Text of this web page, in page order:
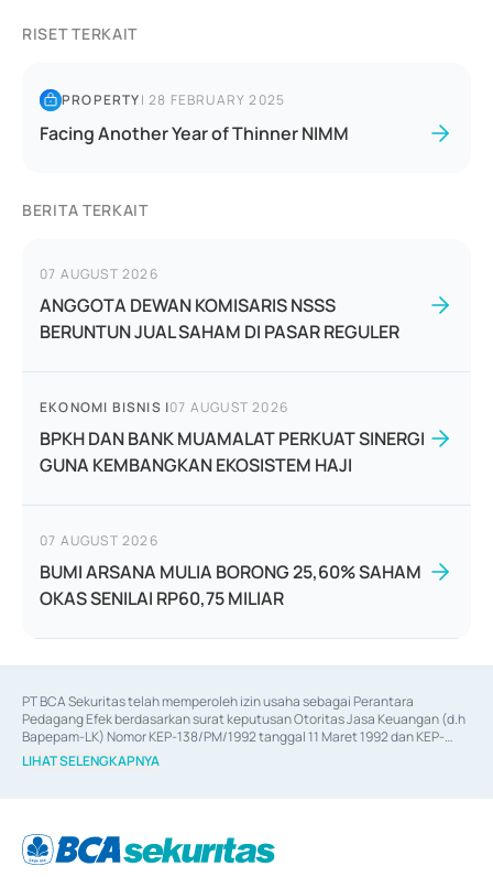
RISET TERKAIT
PROPERTY|28 FEBRUARY 2025
Facing Another Year of Thinner NIMM
BERITA TERKAIT
07 AUGUST 2026
ANGGOTA DEWAN KOMISARIS NSSS
BERUNTUN JUAL SAHAM DI PASAR REGULER
EKONOMI BISNIS |07 AUGUST 2026
BPKH DAN BANK MUAMALAT PERKUAT SINERGI
GUNA KEMBANGKAN EKOSISTEM HAJI
07 AUGUST 2026
BUMI ARSANA MULIA BORONG 25,60% SAHAM
OKAS SENILAI RP60,75 MILIAR
PT BCA Sekuritas telah memperoleh izin usaha sebagai Perantara
Pedagang Efek berdasarkan surat keputusan Otoritas Jasa Keuangan (d.h
Bapepam-LK) Nomor KEP-138/PM/1992 tanggal 11 Maret 1992 dan KEP-
06/D.04/2014 tanggal 28 Februari 2014, izin usaha sebagai Penjamin Emisi
Efek berdasarkan surat keputusan Otoritas Jasa Keuangan Nomor KEP-
berdasarkan surat keputusan Otoritas Jasa Keuangan Nomor S-
67/PM.21/2017 tanggal 3 Februari 2017, dan beberapa izin usaha lainnya
LIHAT SELENGKAPNYA